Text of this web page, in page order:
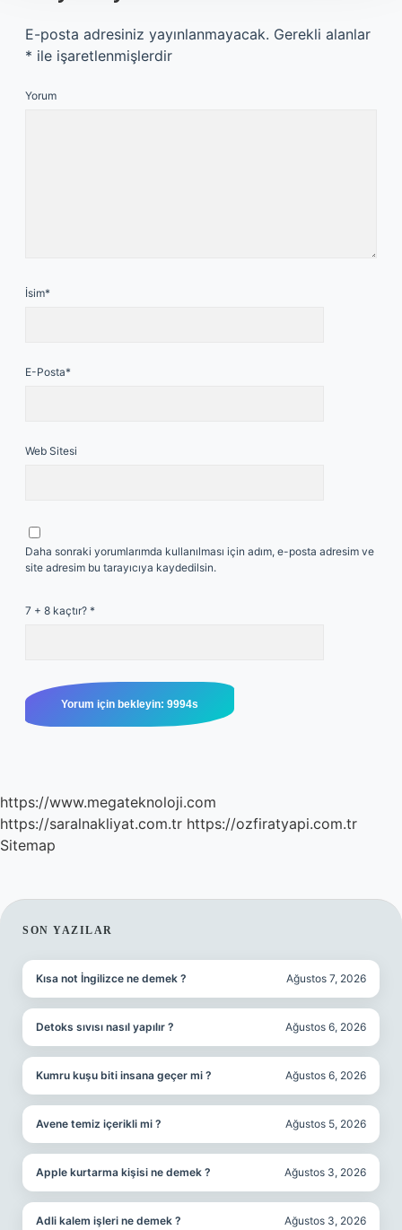
E-posta adresiniz yayınlanmayacak. Gerekli alanlar
* ile işaretlenmişlerdir
Yorum
İsim*
E-Posta*
Web Sitesi
Daha sonraki yorumlarımda kullanılması için adım, e-posta adresim ve
site adresim bu tarayıcıya kaydedilsin.
7 + 8 kaçtır? *
https://www.megateknoloji.com
https://saralnakliyat.com.tr https://ozfiratyapi.com.tr
Sitemap
SIDEBAR
SON YAZILAR
Kısa not İngilizce ne demek ? Ağustos 7, 2026
Detoks sıvısı nasıl yapılır ? Ağustos 6, 2026
Kumru kuşu biti insana geçer mi ? Ağustos 6, 2026
Avene temiz içerikli mi ? Ağustos 5, 2026
Apple kurtarma kişisi ne demek ? Ağustos 3, 2026
Adli kalem işleri ne demek ? Ağustos 3, 2026